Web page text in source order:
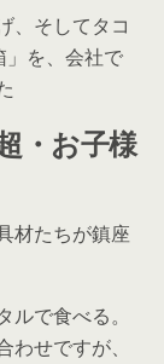
、そしてタコ
を、会社で
・お子様
材たちが鎮座
ルで食べる。
せですが、